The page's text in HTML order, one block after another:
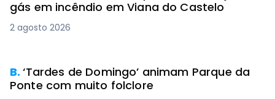
gás em incêndio em Viana do Castelo
2 agosto 2026
B.‘Tardes de Domingo’ animam Parque da
Ponte com muito folclore